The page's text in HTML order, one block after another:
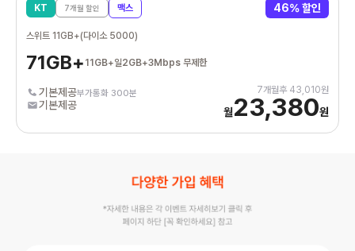
KT 7개월 할인 맥스 46% 할인
스위트 11GB+(다이소 5000)
71GB+ 11GB+일2GB+3Mbps 무제한
기본제공부가통화 300분
기본제공
7개월후 43,010원
월23,380원